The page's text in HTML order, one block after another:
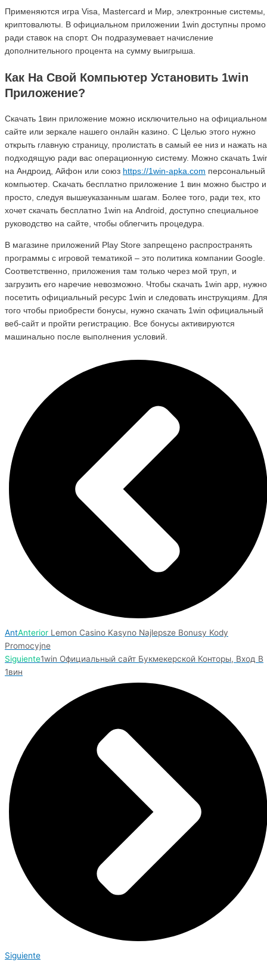
Применяются игра Visa, Mastercard и Мир, электронные системы,
криптовалюты. В официальном приложении 1win доступны промо
ради ставок на спорт. Он подразумевает начисление
дополнительного процента на сумму выигрыша.
Как На Свой Компьютер Установить 1win
Приложение?
Скачать 1вин приложение можно исключительно на официальном
сайте или зеркале нашего онлайн казино. С Целью этого нужно
открыть главную страницу, пролистать в самый ее низ и нажать на
подходящую ради вас операционную систему. Можно скачать
на Андроид, Айфон или союз https://1win-apka.com персональный
компьютер. Скачать бесплатно приложение 1 вин можно быстро и
просто, следуя вышеуказанным шагам. Более того, ради тех, кто
хочет скачать бесплатно 1win на Android, доступно специальное
руководство на сайте, чтобы облегчить процедура.
В магазине приложений Play Store запрещено распространять
программы с игровой тематикой – это политика компании Google.
Соответственно, приложения там только через мой труп, и
загрузить его наречие невозможно. Чтобы скачать 1win app, нужно
посетить официальный ресурс 1win и следовать инструкциям. Для
того чтобы приобрести бонусы, нужно скачать 1win официальный
веб-сайт и пройти регистрацию. Все бонусы активируются
машинально после выполнения условий.
AntAnterior Lemon Casino Kasyno Najlepsze Bonusy Kody
Promocyjne
Siguiente1win Официальный сайт Букмекерской Конторы, Вход В
1вин
Siguiente